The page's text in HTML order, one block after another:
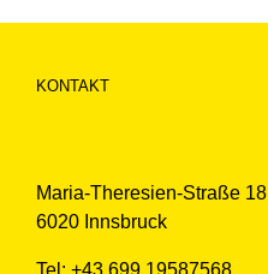
KONTAKT
Maria-Theresien-Straße 18
6020 Innsbruck
Tel: +43 699 19587568